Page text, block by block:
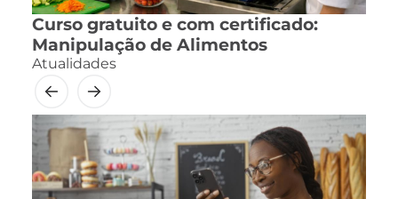
Curso gratuito e com certificado:
Manipulação de Alimentos
Atualidades